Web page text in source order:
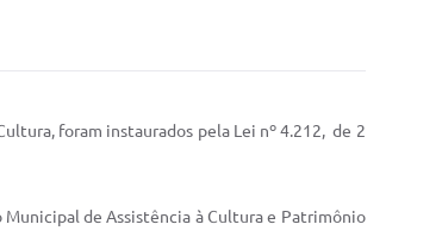
foram instaurados pela Lei nº 4.212, de 2
de Assistência à Cultura e Patrimônio